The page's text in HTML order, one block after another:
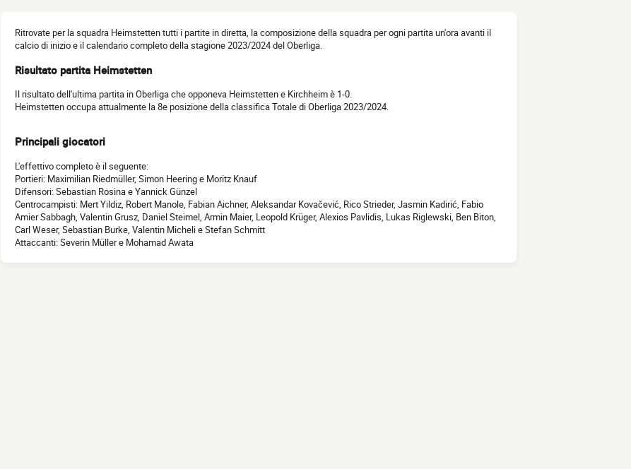
Ritrovate per la squadra Heimstetten tutti i partite in diretta, la composizione della squadra per ogni partita un'ora avanti il
calcio di inizio e il calendario completo della stagione 2023/2024 del Oberliga.
Risultato partita Heimstetten
Il risultato dell'ultima partita in Oberliga che opponeva Heimstetten e Kirchheim è 1-0.
Heimstetten occupa attualmente la 8e posizione della classifica Totale di Oberliga 2023/2024.
Principali giocatori
L'effettivo completo è il seguente:
Portieri: Maximilian Riedmüller, Simon Heering e Moritz Knauf
Difensori: Sebastian Rosina e Yannick Günzel
Centrocampisti: Mert Yildiz, Robert Manole, Fabian Aichner, Aleksandar Kovačević, Rico Strieder, Jasmin Kadirić, Fabio
Amier Sabbagh, Valentin Grusz, Daniel Steimel, Armin Maier, Leopold Krüger, Alexios Pavlidis, Lukas Riglewski, Ben Biton,
Carl Weser, Sebastian Burke, Valentin Micheli e Stefan Schmitt
Attaccanti: Severin Müller e Mohamad Awata